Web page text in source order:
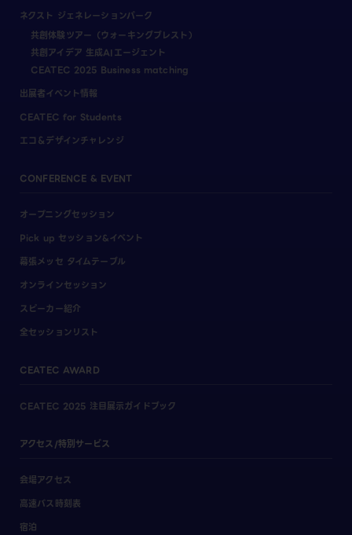
ネクスト ジェネレーションパーク
共創体験ツアー（ウォーキングブレスト）
共創アイデア 生成AIエージェント
CEATEC 2025 Business matching
出展者イベント情報
CEATEC for Students
エコ＆デザインチャレンジ
CONFERENCE & EVENT
オープニングセッション
Pick up セッション&イベント
幕張メッセ タイムテーブル
オンラインセッション
スピーカー紹介
全セッションリスト
CEATEC AWARD
CEATEC 2025 注目展示ガイドブック
アクセス/特別サービス
会場アクセス
高速バス時刻表
宿泊